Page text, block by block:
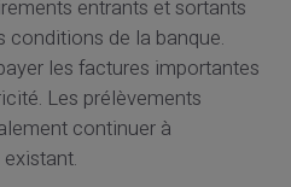
entrants et sortants
conditions de la banque.
les factures importantes
Les prélèvements
continuer à